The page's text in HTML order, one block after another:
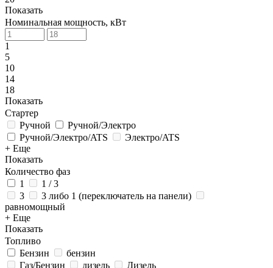
Показать
Номинальная мощность, кВт
1
5
10
14
18
Показать
Стартер
Ручной
Ручной/Электро
Ручной/Электро/ATS
Электро/ATS
+ Еще
Показать
Количество фаз
1
1 / 3
3
3 либо 1 (переключатель на панели)
равномощный
+ Еще
Показать
Топливо
Бензин
бензин
Газ/Бензин
дизель
Дизель